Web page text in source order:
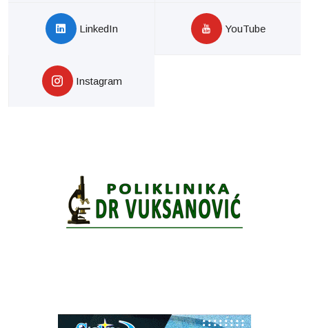
LinkedIn YouTube
Instagram